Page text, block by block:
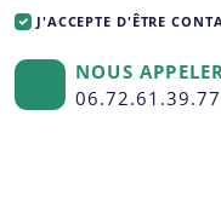
J'ACCEPTE D'ÊTRE
NOUS
06.72.61.39.77